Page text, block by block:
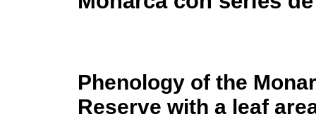
Phenology of the
Reserve with a leaf